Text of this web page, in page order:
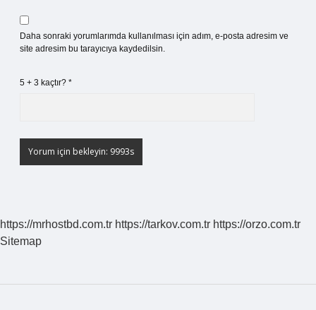
Daha sonraki yorumlarımda kullanılması için adım, e-posta adresim ve
site adresim bu tarayıcıya kaydedilsin.
5 + 3 kaçtır? *
https://mrhostbd.com.tr https://tarkov.com.tr https://orzo.com.tr
Sitemap